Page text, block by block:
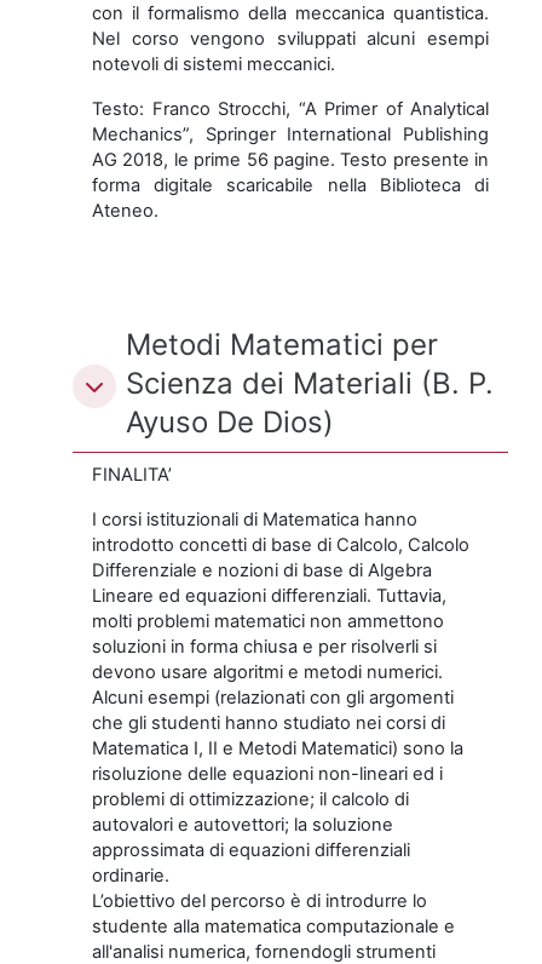
con il formalismo della meccanica quantistica.
Nel corso vengono sviluppati alcuni esempi
notevoli di sistemi meccanici.
Testo: Franco Strocchi, “A Primer of Analytical
Mechanics”, Springer International Publishing
AG 2018, le prime 56 pagine. Testo presente in
forma digitale scaricabile nella Biblioteca di
Ateneo.
Metodi Matematici per
Scienza dei Materiali (B. P.
Ayuso De Dios)
FINALITA’
I corsi istituzionali di Matematica hanno
introdotto concetti di base di Calcolo, Calcolo
Differenziale e nozioni di base di Algebra
Lineare ed equazioni differenziali. Tuttavia,
molti problemi matematici non ammettono
soluzioni in forma chiusa e per risolverli si
devono usare algoritmi e metodi numerici.
Alcuni esempi (relazionati con gli argomenti
che gli studenti hanno studiato nei corsi di
Matematica I, II e Metodi Matematici) sono la
risoluzione delle equazioni non-lineari ed i
problemi di ottimizzazione; il calcolo di
autovalori e autovettori; la soluzione
approssimata di equazioni differenziali
ordinarie.
L’obiettivo del percorso è di introdurre lo
studente alla matematica computazionale e
all'analisi numerica, fornendogli strumenti